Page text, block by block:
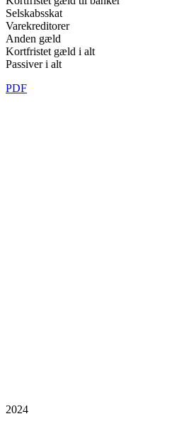
Selskabsskat
Varekreditorer
Anden gæld
Kortfristet gæld i alt
Passiver i alt
PDF
2024